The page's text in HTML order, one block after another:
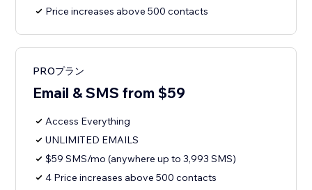
Price increases above 500 contacts
PROプラン
Email & SMS from $59
Access Everything
UNLIMITED EMAILS
$59 SMS/mo (anywhere up to 3,993 SMS)
4 Price increases above 500 contacts